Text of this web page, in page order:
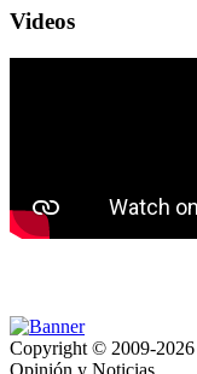
Videos
Copyright © 2009-2026